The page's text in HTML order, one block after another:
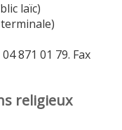
laïc)
871 01 79. Fax
religieux